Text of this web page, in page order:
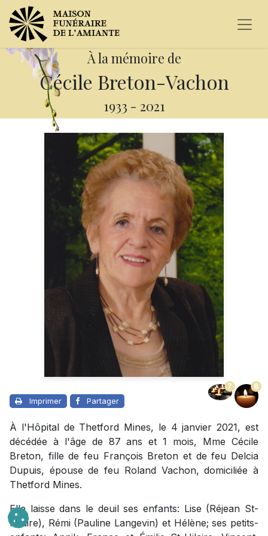
À la mémoire de
Cécile Breton-Vachon
1933 - 2021
Imprimer Partager
7 6
À l'Hôpital de Thetford Mines, le 4 janvier 2021, est
décédée à l'âge de 87 ans et 1 mois, Mme Cécile
Breton, fille de feu François Breton et de feu Delcia
Dupuis, épouse de feu Roland Vachon, domiciliée à
Thetford Mines.
Elle laisse dans le deuil ses enfants: Lise (Réjean St-
Hilaire), Rémi (Pauline Langevin) et Hélène; ses petits-